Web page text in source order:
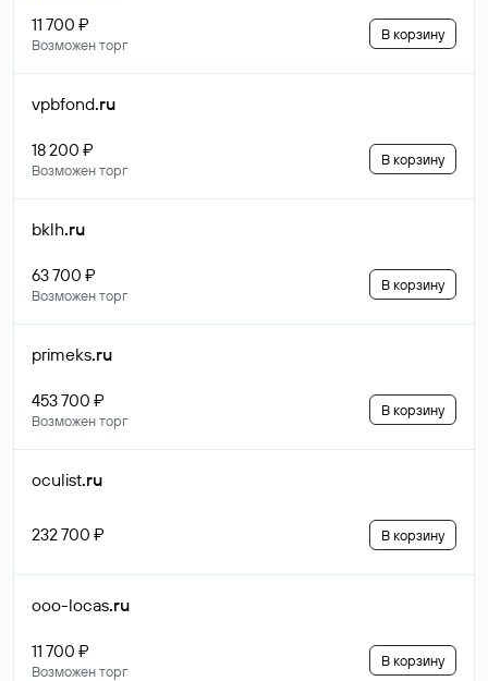
11 700 ₽
Возможен торг
В корзину
vpbfond.ru
18 200 ₽
Возможен торг
В корзину
bklh.ru
63 700 ₽
Возможен торг
В корзину
primeks.ru
453 700 ₽
Возможен торг
В корзину
oculist.ru
232 700 ₽ В корзину
ooo-locas.ru
11 700 ₽
Возможен торг
В корзину